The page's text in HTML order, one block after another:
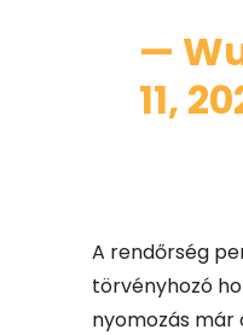
—
11,
A rendőrség
törvényhozó
nyomozás már